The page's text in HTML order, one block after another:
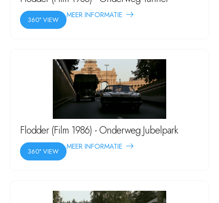
360° VIEW
MEER INFORMATIE
Flodder (Film 1986) - Onderweg Jubelpark
360° VIEW
MEER INFORMATIE